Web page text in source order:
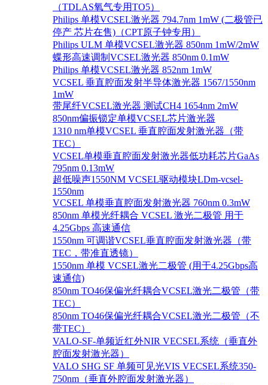
（TDLAS氧气专用TO5）
Philips 单模VCSEL激光器 794.7nm 1mW (二极管已
停产 芯片在售)（CPT原子钟专用）
Philips ULM 单模VCSEL激光器 850nm 1mW/2mW
蝶形高速调制VCSEL激光器 850nm 0.1mW
Philips 单模VCSEL激光器 852nm 1mW
VCSEL 垂直腔面发射半导体激光器 1567/1550nm
1mW
带尾纤VCSEL激光器 测试CH4 1654nm 2mW
850nm偏振锁定单模VCSEL芯片激光器
1310 nm单模VCSEL 垂直腔面发射激光器（带
TEC）
VCSEL单模垂直腔面发射激光器低功耗芯片GaAs
795nm 0.13mW
超低噪声1550NM VCSEL驱动模块LDm-vcsel-
1550nm
VCSEL 单模垂直腔面发射激光器 760nm 0.3mW
850nm 单模光纤耦合 VCSEL 激光二极管 用于
4.25Gbps 高速通信
1550nm 可调谐VCSEL垂直腔面发射激光器（带
TEC，带准直透镜）
1550nm 单模 VCSEL激光二极管 (用于4.25Gbps高
速通信)
850nm TO46保偏光纤耦合VCSEL激光二极管（带
TEC）
850nm TO46保偏光纤耦合VCSEL激光二极管（不
带TEC）
VALO-SF-单频近红外NIR VECSEL系统（垂直外
腔面发射激光器）
VALO SHG SF 单频可见光VIS VECSEL系统350-
750nm（垂直外腔面发射激光器）